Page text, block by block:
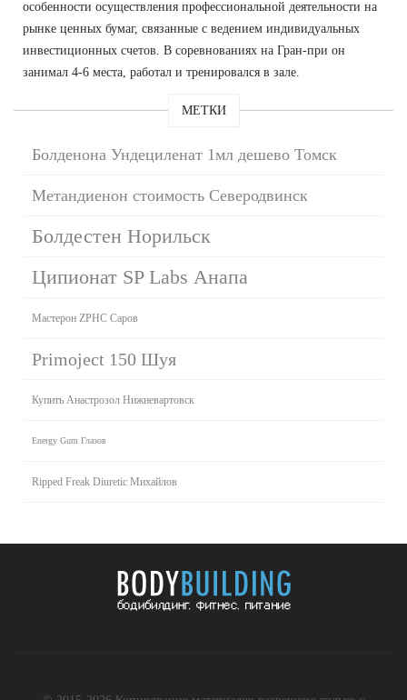
особенности осуществления профессиональной деятельности на
рынке ценных бумаг, связанные с ведением индивидуальных
инвестиционных счетов. В соревнованиях на Гран-при он
занимал 4-6 места, работал и тренировался в зале.
МЕТКИ
Болденона Ундециленат 1мл дешево Томск
Метандиенон стоимость Северодвинск
Болдестен Норильск
Ципионат SP Labs Анапа
Мастерон ZPHC Саров
Primoject 150 Шуя
Купить Анастрозол Нижневартовск
Energy Gum Глазов
Ripped Freak Diuretic Михайлов